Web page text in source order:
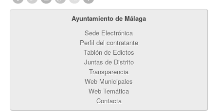
Ayuntamiento de Málaga
Sede Electrónica
Perfil del contratante
Tablón de Edictos
Juntas de Distrito
Transparencia
Web Municipales
Web Temática
Contacta